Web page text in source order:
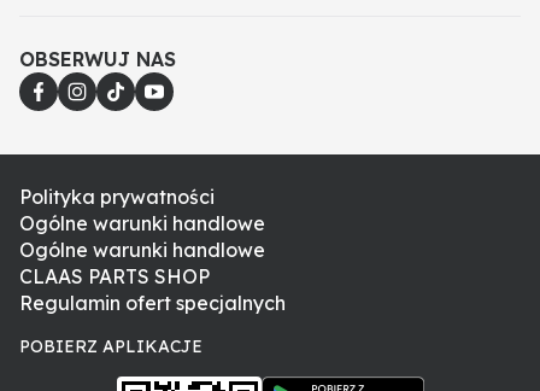
OBSERWUJ NAS
Polityka prywatności
Ogólne warunki handlowe
Ogólne warunki handlowe
CLAAS PARTS SHOP
Regulamin ofert specjalnych
POBIERZ APLIKACJE